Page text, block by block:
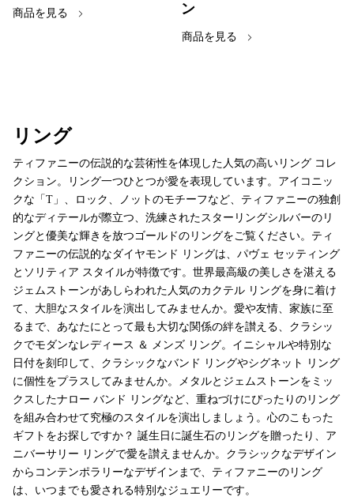
商品を見る
ン
商品を見る
リング
ティファニーの伝説的な芸術性を体現した人気の高いリング コレ
クション。リング一つひとつが愛を表現しています。アイコニッ
クな「T」、ロック、ノットのモチーフなど、ティファニーの独創
的なディテールが際立つ、洗練されたスターリングシルバーのリ
ングと優美な輝きを放つゴールドのリングをご覧ください。ティ
ファニーの伝説的なダイヤモンド リングは、パヴェ セッティング
とソリティア スタイルが特徴です。世界最高級の美しさを湛える
ジェムストーンがあしらわれた人気のカクテル リングを身に着け
て、大胆なスタイルを演出してみませんか。愛や友情、家族に至
るまで、あなたにとって最も大切な関係の絆を讃える、クラシッ
クでモダンなレディース ＆ メンズ リング。イニシャルや特別な
日付を刻印して、クラシックなバンド リングやシグネット リング
に個性をプラスしてみませんか。メタルとジェムストーンをミッ
クスしたナロー バンド リングなど、重ねづけにぴったりのリング
を組み合わせて究極のスタイルを演出しましょう。心のこもった
ギフトをお探しですか？ 誕生日に誕生石のリングを贈ったり、ア
ニバーサリー リングで愛を讃えませんか。クラシックなデザイン
からコンテンポラリーなデザインまで、ティファニーのリング
は、いつまでも愛される特別なジュエリーです。